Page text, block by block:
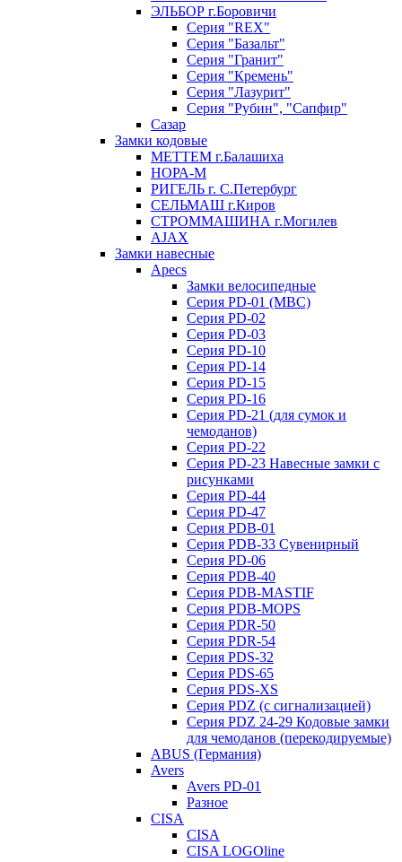
ЭЛЬБОР г.Боровичи
Серия "REX"
Серия "Базальт"
Серия "Гранит"
Серия "Кремень"
Серия "Лазурит"
Серия "Рубин", "Сапфир"
Сазар
Замки кодовые
МЕТТЕМ г.Балашиха
НОРА-М
РИГЕЛЬ г. С.Петербург
СЕЛЬМАШ г.Киров
СТРОММАШИНА г.Могилев
AJAX
Замки навесные
Apecs
Замки велосипедные
Серия PD-01 (МВС)
Серия PD-02
Серия PD-03
Серия PD-10
Серия PD-14
Серия PD-15
Серия PD-16
Серия PD-21 (для сумок и
чемоданов)
Серия PD-22
Серия PD-23 Навесные замки с
рисунками
Серия PD-44
Серия PD-47
Серия PDB-01
Серия PDB-33 Сувенирный
Серия PD-06
Серия PDB-40
Серия PDB-MASTIF
Серия PDB-MOPS
Серия PDR-50
Серия PDR-54
Серия PDS-32
Серия PDS-65
Серия PDS-XS
Серия PDZ (с сигнализацией)
Серия PDZ 24-29 Кодовые замки
для чемоданов (перекодируемые)
ABUS (Германия)
Avers
Avers PD-01
Разное
CISA
CISA
CISA LOGOline